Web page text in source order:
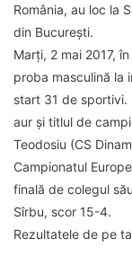
România, au loc la
din București.
Marți, 2 mai 2017,
proba masculină la
start 31 de sportivi.
aur și titlul de
Teodosiu (CS
Campionatul
finală de colegul
Sîrbu, scor 15-4.
Rezultatele de pe